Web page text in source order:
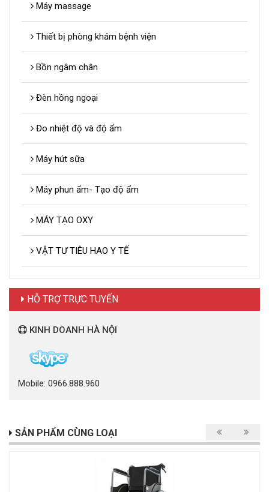
Máy massage
Thiết bị phòng khám bệnh viện
Bồn ngâm chân
Đèn hồng ngoại
Đo nhiệt độ và độ ẩm
Máy hút sữa
Máy phun ẩm- Tạo độ ẩm
MÁY TẠO OXY
VẬT TƯ TIÊU HAO Y TẾ
HỖ TRỢ TRỰC TUYẾN
KINH DOANH HÀ NỘI
Mobile: 0966.888.960
SẢN PHẨM CÙNG LOẠI